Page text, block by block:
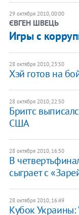
29 октября 2010, 00:00
ЄВГЕН ШВЕЦЬ
Игры с
28 октября 2010, 23:50
Хэй готов на
28 октября 2010, 22:50
Бриггс
США
28 октября 2010, 16:50
В
сыграет с
28 октября 2010, 16:49
Кубок Украины: